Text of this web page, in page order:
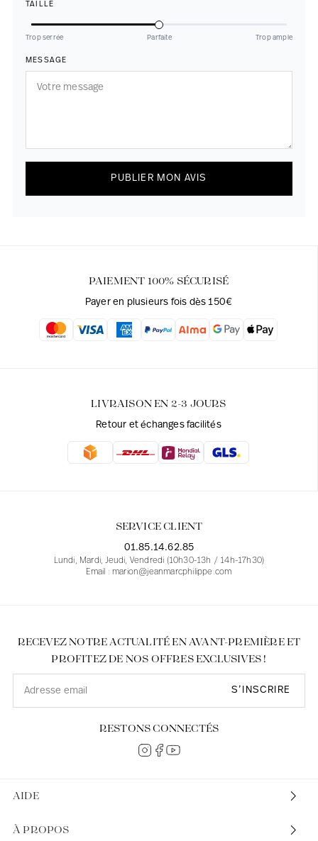
TAILLE
Trop serrée Parfaite Trop ample
MESSAGE
PUBLIER MON AVIS
PAIEMENT 100% SÉCURISÉ
Payer en plusieurs fois dès 150€
LIVRAISON EN 2-3 JOURS
Retour et échanges facilités
SERVICE CLIENT
01.85.14.62.85
Lundi, Mardi, Jeudi, Vendredi (10h30-13h / 14h-17h30)
Email : marion@jeanmarcphilippe.com
AIDE
À PROPOS
RECEVEZ NOTRE ACTUALITÉ EN AVANT-PREMIÈRE ET
PROFITEZ DE NOS OFFRES EXCLUSIVES !
S’INSCRIRE
RESTONS CONNECTÉS